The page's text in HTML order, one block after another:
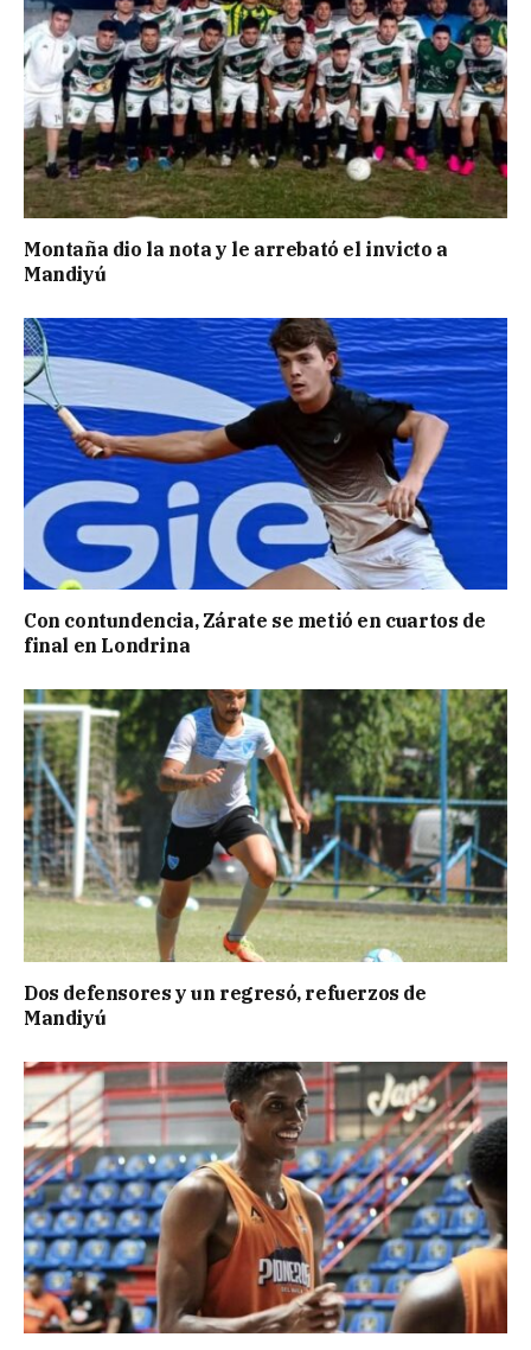
Montaña dio la nota y le arrebató el invicto a
Mandiyú
Con contundencia, Zárate se metió en cuartos de
final en Londrina
Dos defensores y un regresó, refuerzos de
Mandiyú